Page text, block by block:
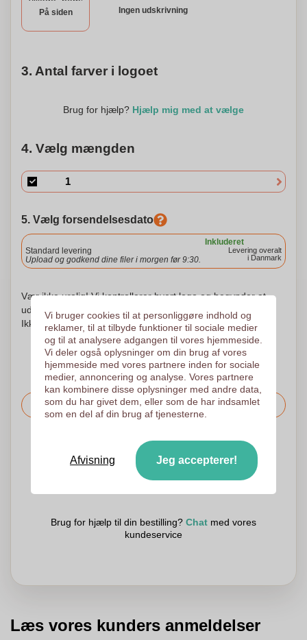
På siden Ingen udskrivning
3. Antal farver i logoet
Brug for hjælp? Hjælp mig med at vælge
4. Vælg mængden
5. Vælg forsendelsesdato
Inkluderet
Standard levering
Upload og godkend dine filer i morgen før 9:30.
Levering overalt
i Danmark
Vær ikke urolig! Vi kontrollerer hvert logo og begynder at
udskrive først efter din godkendelse af udskrivningsordren.
Ikke før. Din tilfredshed er vores tilfredshed!
Bed om prisen
Det er også muligt at uploade dit logo til den følgende side
Vi tjekker dit logo gratis inden udskrivning
Kunder giver os en score på 9.3
Brug for hjælp til din bestilling? Chat med vores
kundeservice
Læs vores kunders anmeldelser
Vi bruger cookies til at personliggøre indhold og
reklamer, til at tilbyde funktioner til sociale medier
og til at analysere adgangen til vores hjemmeside.
Vi deler også oplysninger om din brug af vores
hjemmeside med vores partnere inden for sociale
medier, annoncering og analyse. Vores partnere
kan kombinere disse oplysninger med andre data,
som du har givet dem, eller som de har indsamlet
som en del af din brug af tjenesterne.
Afvisning Jeg accepterer!